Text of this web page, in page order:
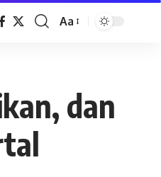
Aa
dan